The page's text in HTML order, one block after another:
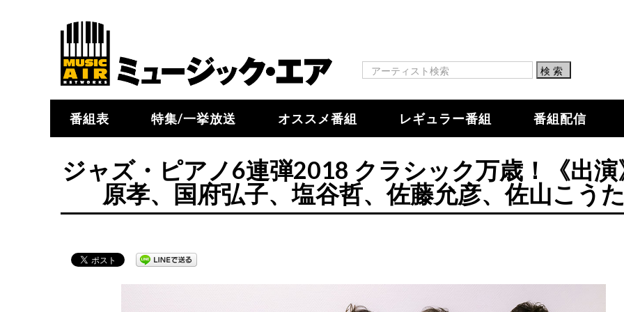
番組表 特集/一挙放送 オススメ番組 レギュラー番組 番組配信
ジャズ・ピアノ6連弾2018 クラシック万歳！《出演
原孝、国府弘子、塩谷哲、佐藤允彦、佐山こう